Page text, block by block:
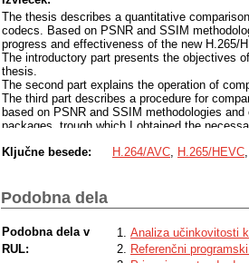
The thesis describes a quantitative
codecs. Based on PSNR and SSIM
progress and effectiveness of the new H.265/
The introductory part presents the objectives
thesis.
The second part explains the operation of
The third part describes a procedure for
based on PSNR and SSIM methodologies
packages, trough which I obtained the
typical videos.
Ključne besede: H.264/AVC H.265/HEVC
Podobna dela
Podobna dela v
RUL:
Analiza učinkovitosti
Referenčni